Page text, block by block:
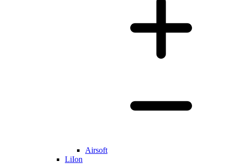
Airsoft
LiIon